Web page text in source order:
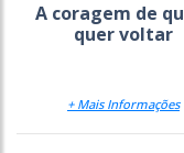
A coragem de
quer voltar
+ Mais Informações